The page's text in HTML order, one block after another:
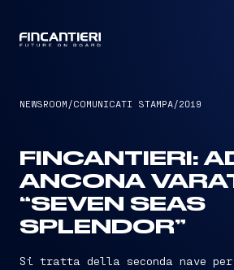
NEWSROOM /COMUNICATI STAMPA/2019
FINCANTIERI:
ANCONA
“SEVEN SEAS
SPLENDOR”
Si tratta della seconda nave per